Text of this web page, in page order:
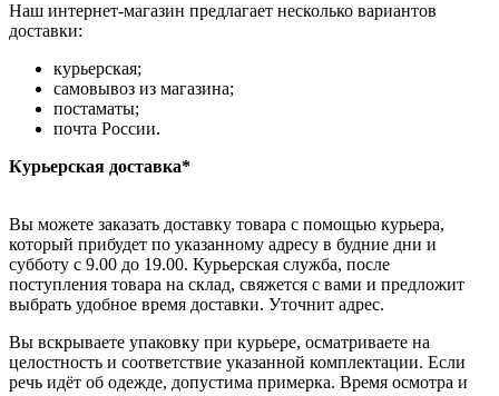
Наш интернет-магазин предлагает несколько вариантов
доставки:
курьерская;
самовывоз из магазина;
постаматы;
почта России.
Курьерская доставка*
Вы можете заказать доставку товара с помощью курьера,
который прибудет по указанному адресу в будние дни и
субботу с 9.00 до 19.00. Курьерская служба, после
поступления товара на склад, свяжется с вами и предложит
выбрать удобное время доставки. Уточнит адрес.
Вы вскрываете упаковку при курьере, осматриваете на
целостность и соответствие указанной комплектации. Если
речь идёт об одежде, допустима примерка. Время осмотра и